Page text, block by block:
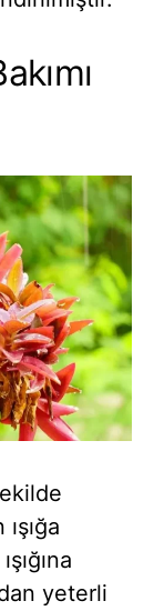
yeterli